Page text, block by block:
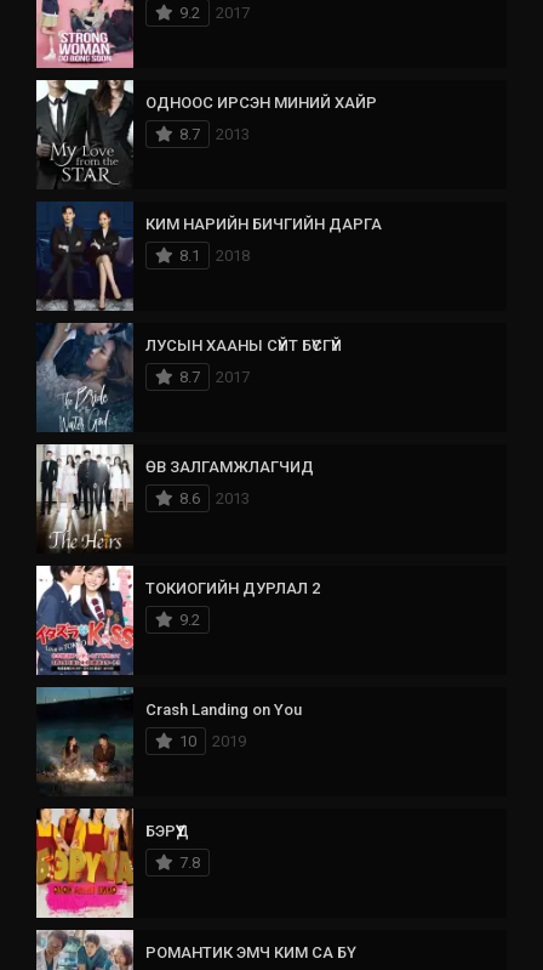
9.2
2017
ОДНООС ИРСЭН МИНИЙ ХАЙР
8.7
2013
КИМ НАРИЙН БИЧГИЙН ДАРГА
8.1
2018
ЛУСЫН ХААНЫ СҮЙТ БҮСГҮЙ
8.7
2017
ӨВ ЗАЛГАМЖЛАГЧИД
8.6
2013
ТОКИОГИЙН ДУРЛАЛ 2
9.2
Crash Landing on You
10
2019
БЭРҮҮД
7.8
РОМАНТИК ЭМЧ КИМ СА БҮ